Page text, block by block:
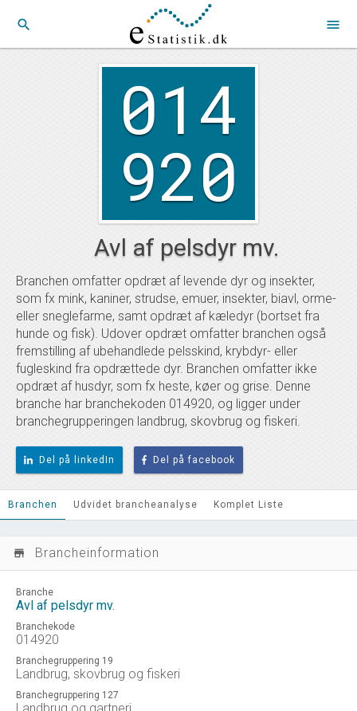
search menu
014
920
Avl af pelsdyr mv.
Branchen omfatter opdræt af levende dyr og insekter,
som fx mink, kaniner, strudse, emuer, insekter, biavl, orme-
eller sneglefarme, samt opdræt af kæledyr (bortset fra
hunde og fisk). Udover opdræt omfatter branchen også
fremstilling af ubehandlede pelsskind, krybdyr- eller
fugleskind fra opdrættede dyr. Branchen omfatter ikke
opdræt af husdyr, som fx heste, køer og grise. Denne
branche har branchekoden 014920, og ligger under
branchegrupperingen landbrug, skovbrug og fiskeri.
Del på linkedIn Del på facebook
Branchen Udvidet brancheanalyse Komplet Liste
store_mall_directory Brancheinformation
Branche
Avl af pelsdyr mv.
Branchekode
014920
Branchegruppering 19
Landbrug, skovbrug og fiskeri
Branchegruppering 127